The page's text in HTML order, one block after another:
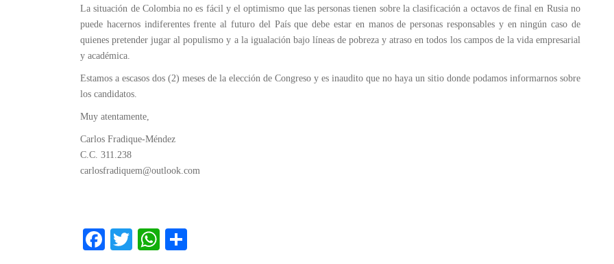
La situación de Colombia no es fácil y el optimismo que las personas tienen sobre la clasificación a octavos de final en Rusia no
puede hacernos indiferentes frente al futuro del País que debe estar en manos de personas responsables y en ningún caso de
quienes pretender jugar al populismo y a la igualación bajo líneas de pobreza y atraso en todos los campos de la vida empresarial
y académica.
Estamos a escasos dos (2) meses de la elección de Congreso y es inaudito que no haya un sitio donde podamos informarnos sobre
los candidatos.
Muy atentamente,
Carlos Fradique-Méndez
C.C. 311.238
carlosfradiquem@outlook.com
Fa T
W